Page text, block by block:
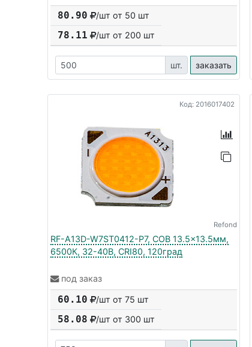
80.90 /шт от 50 шт
78.11 /шт от 200 шт
шт. заказать
Код: 2016017402
Refond
RF-A13D-W7ST0412-P7, COB 13.5x13.5мм,
6500К, 32-40В, CRI80, 120град
под заказ
60.10 /шт от 75 шт
58.08 /шт от 300 шт